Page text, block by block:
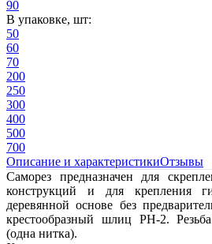
90
В упаковке, шт:
50
60
70
200
250
300
400
500
700
Описание и характеристикиОтзывы
Саморез предназначен для
конструкций и для крепления
деревянной основе без
крестообразный шлиц PH-2.
(одна нитка).